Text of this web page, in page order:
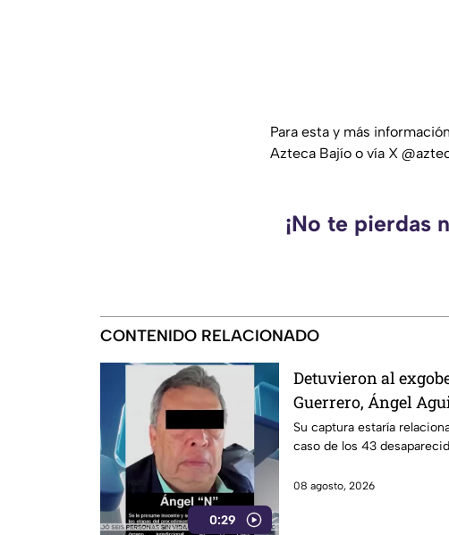
Para esta y más
Azteca Bajío o vía X
¡No te pierdas
CONTENIDO RELACIONADO
0:29
Detuvieron al
Guerrero, Ángel
Su captura estaría
caso de los 43
08 agosto, 2026